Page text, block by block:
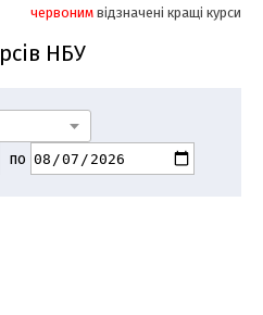
червоним відзначені кращі курси
НБУ
по